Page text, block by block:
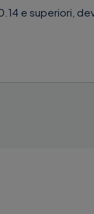
e superiori,